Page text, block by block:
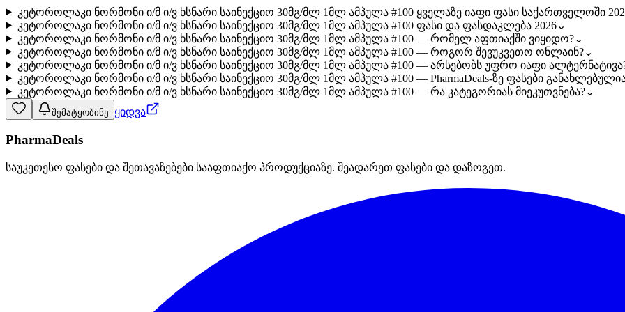
კეტოროლაკი ნორმონი ი/მ ი/ვ ხსნარი საინექციო 30მგ/მლ 1მლ ამპულა #100 ყველაზე იაფი ფასი საქართველოში
კეტოროლაკი ნორმონი ი/მ ი/ვ ხსნარი საინექციო 30მგ/მლ 1მლ ამპულა #100 ფასი და ფასდაკლება 2026⌄
კეტოროლაკი ნორმონი ი/მ ი/ვ ხსნარი საინექციო 30მგ/მლ 1მლ ამპულა #100 — რომელ აფთიაქში ვიყიდო?⌄
კეტოროლაკი ნორმონი ი/მ ი/ვ ხსნარი საინექციო 30მგ/მლ 1მლ ამპულა #100 — როგორ შევუკვეთო ონლაინ?⌄
კეტოროლაკი ნორმონი ი/მ ი/ვ ხსნარი საინექციო 30მგ/მლ 1მლ ამპულა #100 — არსებობს უფრო იაფი
კეტოროლაკი ნორმონი ი/მ ი/ვ ხსნარი საინექციო 30მგ/მლ 1მლ ამპულა #100 — PharmaDeals-ზე ფასები
კეტოროლაკი ნორმონი ი/მ ი/ვ ხსნარი საინექციო 30მგ/მლ 1მლ ამპულა #100 — რა კატეგორიას მიეკუთვნება?⌄
შემატყობინე ყიდვა
PharmaDeals
საუკეთესო ფასები და შეთავაზებები სააფთიაქო პროდუქციაზე. შეადარეთ ფასები და დაზოგეთ.